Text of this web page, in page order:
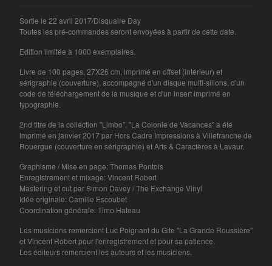
Ramona Córdova
Pillars and Tongues
Anonymous Choir
Marvin
'ELPMAS' (MOONDOG)
REVISITED
Tsirihaka Harrivel et Vimala
Pons
Sourdure
Rien Virgule
Eric Chenaux
Borja Flames
Alexis Degrenier
Sortie le 22 avril 2017/Disquaire Day
Toutes les pré-commandes seront envoyées à partir de cette date.
Edition limitée à 1000 exemplaires.
Livre de 100 pages, 27X26 cm, imprimé en offset (intérieur) et
sérigraphie (couverture), accompagné d'un disque multi-sillons, d'un
code de téléchargement de la musique et d'un insert imprimé en
typographie.
2nd titre de la collection "Limbo", "La Colonie de Vacances" a été
imprimé en janvier 2017 par Hors Cadre Impressions à Villefranche de
Rouergue (couverture en sérigraphie) et Arts & Caractères à Lavaur.
Graphisme / Mise en page: Thomas Pontois
Enregistrement et mixage: Vincent Robert
Mastering et cut par Simon Davey / The Exchange Vinyl
Idée originale: Camille Escoubet
Coordination générale: Timo Hateau
Les musiciens remercient Luc Poignant du Gîte "La Grande Roussière"
et Vincent Robert pour l'enregistrement et pour sa patience.
Les éditeurs remercient les auteurs et les musiciens.